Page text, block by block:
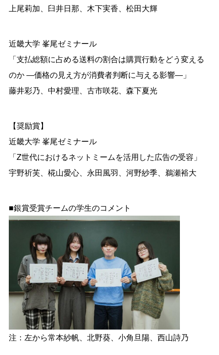
上尾莉加、臼井日那、木下実香、松田大輝
近畿⼤学 峯尾ゼミナール
「⽀払総額に占める送料の割合は購買⾏動をどう変える
のか ―価格の⾒え⽅が消費者判断に与える影響―」
藤井彩乃、中村愛理、古市咲花、森下夏光
【奨励賞】
近畿⼤学 峯尾ゼミナール
「Z世代におけるネットミームを活⽤した広告の受容」
宇野祈芙、椛山愛心、永田風羽、河野紗季、鵜瀬裕大
■銀賞受賞チームの学生のコメント
注：左から常本紗帆、北野葵、小角旦陽、西山詩乃